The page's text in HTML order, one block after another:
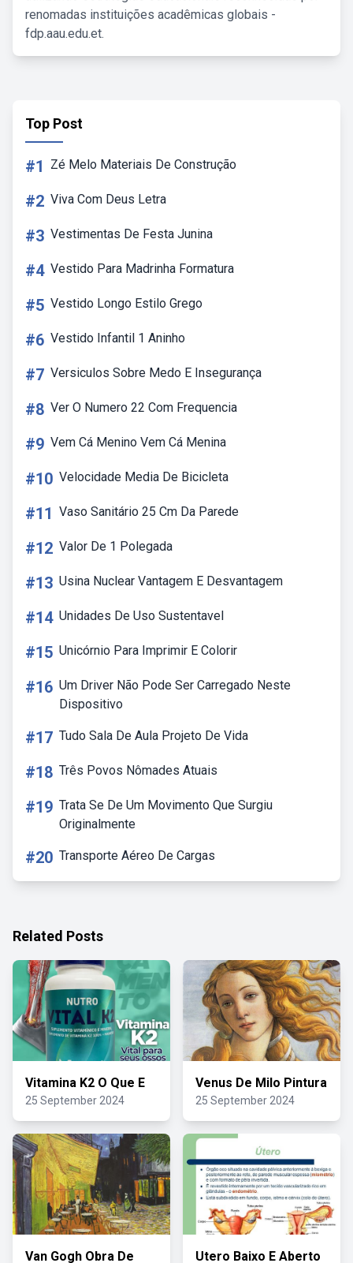
renomadas instituições acadêmicas globais -
fdp.aau.edu.et.
Top Post
#1 Zé Melo Materiais De Construção
#2 Viva Com Deus Letra
#3 Vestimentas De Festa Junina
#4 Vestido Para Madrinha Formatura
#5 Vestido Longo Estilo Grego
#6 Vestido Infantil 1 Aninho
#7 Versiculos Sobre Medo E Insegurança
#8 Ver O Numero 22 Com Frequencia
#9 Vem Cá Menino Vem Cá Menina
#10 Velocidade Media De Bicicleta
#11 Vaso Sanitário 25 Cm Da Parede
#12 Valor De 1 Polegada
#13 Usina Nuclear Vantagem E Desvantagem
#14 Unidades De Uso Sustentavel
#15 Unicórnio Para Imprimir E Colorir
#16 Um Driver Não Pode Ser Carregado Neste
Dispositivo
#17 Tudo Sala De Aula Projeto De Vida
#18 Três Povos Nômades Atuais
#19 Trata Se De Um Movimento Que Surgiu
Originalmente
#20 Transporte Aéreo De Cargas
Related Posts
Vitamina K2 O Que E
25 September 2024
Venus De Milo Pintura
25 September 2024
Van Gogh Obra De Utero Baixo E Aberto